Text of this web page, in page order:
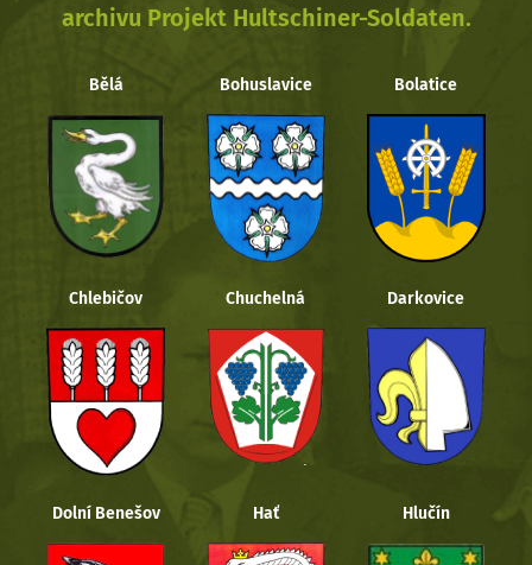
archivu Projekt Hultschiner-Soldaten.
Bělá Bohuslavice Bolatice
Chlebičov Chuchelná Darkovice
Dolní Benešov Hať Hlučín